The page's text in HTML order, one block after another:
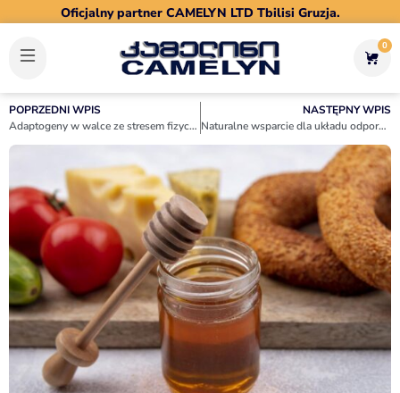
Oficjalny partner CAMELYN LTD Tbilisi Gruzja.
0
POPRZEDNI WPIS
Adaptogeny w walce ze stresem fizycznym i psychicznym – poznaj wartość suplementów z miodem.
NASTĘPNY WPIS
Naturalne wsparcie dla układu odpornościowego. Jak walczyć z wirusami?